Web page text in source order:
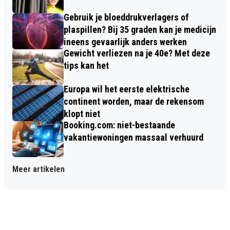
Gebruik je bloeddrukverlagers of
plaspillen? Bij 35 graden kan je medicijn
ineens gevaarlijk anders werken
Gewicht verliezen na je 40e? Met deze
tips kan het
Europa wil het eerste elektrische
continent worden, maar de rekensom
klopt niet
Booking.com: niet-bestaande
vakantiewoningen massaal verhuurd
Meer artikelen